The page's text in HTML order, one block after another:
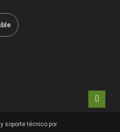
soporte técnico por